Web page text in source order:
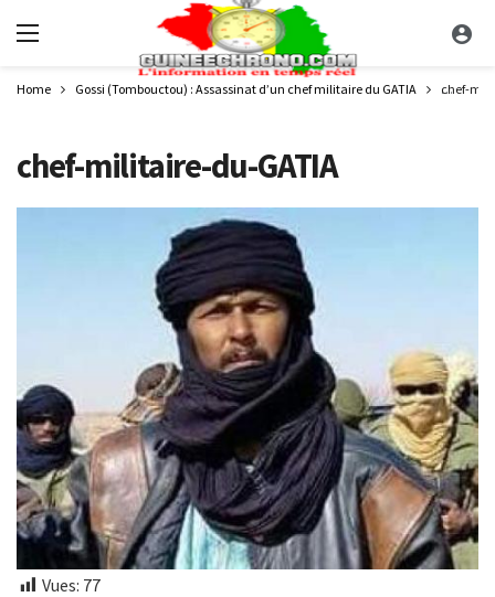
Home Gossi (Tombouctou) : Assassinat d’un chef militaire du GATIA chef-
chef-militaire-du-GATIA
Vues: 77